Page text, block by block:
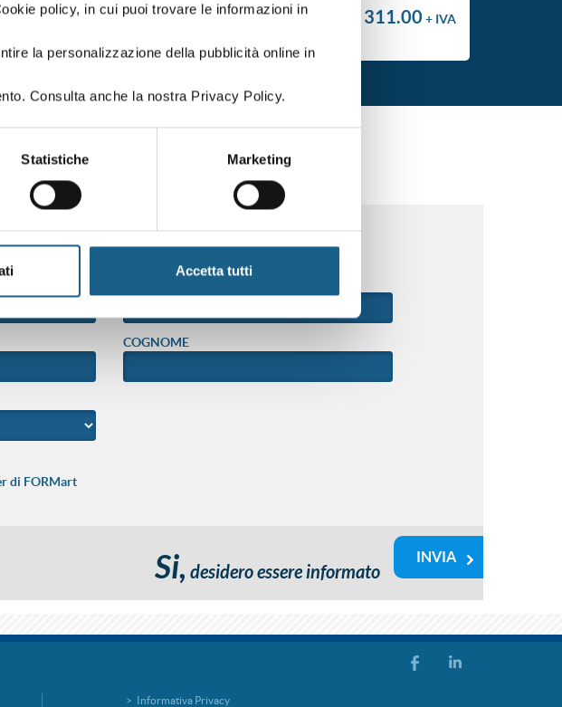
policy, in cui puoi trovare le informazioni in
la personalizzazione della pubblicità online in
Consulta anche la nostra Privacy Policy.
Statistiche Marketing
Accetta tutti
€ 311.00 + IVA
sedi?
COGNOME
di FORMart
Si, desidero essere informato
Informativa Privacy